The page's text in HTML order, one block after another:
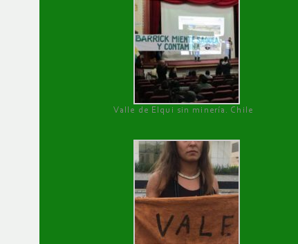
Valle de Elqui sin minería. Chile